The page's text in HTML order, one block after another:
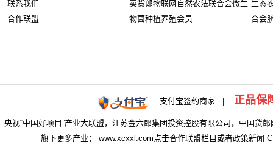
联系我们
合作联盟
卖货郎物联网自然农法联合会微生
物菌种植养殖会员
生态
合会
支付宝签约商家 | 正品保
央视“中国好项目”产业大联盟，江苏金六郎集团投资控股有限公司，中国货
旗下更多产业： www.xcxxl.com点击合作联盟栏目或者政策新闻